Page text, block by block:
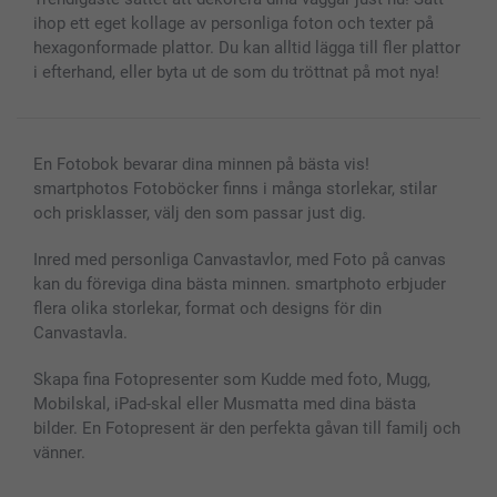
MyNameBook
Fotoalmanackor & Fotoagenda
Fotoramar & Tillbehör
Villkor och garantier
Investor Relations
Priser & betalning
Status på beställningar
ihop ett eget kollage av personliga foton och texter på
hexagonformade plattor. Du kan alltid lägga till fler plattor
i efterhand, eller byta ut de som du tröttnat på mot nya!
En Fotobok bevarar dina minnen på bästa vis!
smartphotos Fotoböcker finns i många storlekar, stilar
och prisklasser, välj den som passar just dig.
Inred med personliga Canvastavlor, med Foto på canvas
kan du föreviga dina bästa minnen. smartphoto erbjuder
flera olika storlekar, format och designs för din
Canvastavla.
Skapa fina Fotopresenter som Kudde med foto, Mugg,
Mobilskal, iPad-skal eller Musmatta med dina bästa
bilder. En Fotopresent är den perfekta gåvan till familj och
vänner.